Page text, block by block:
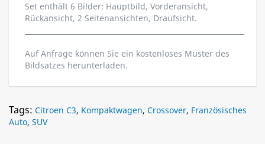
Set enthält 6 Bilder: Hauptbild, Vorderansicht,
Rückansicht, 2 Seitenansichten, Draufsicht.
Auf Anfrage können Sie ein kostenloses Muster des
Bildsatzes herunterladen.
Tags: Citroen C3, Kompaktwagen, Crossover, Französisches
Auto, SUV